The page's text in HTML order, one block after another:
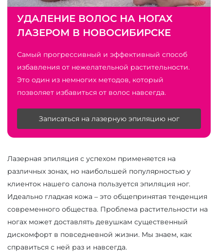
УДАЛЕНИЕ ВОЛОС НА НОГАХ
ЛАЗЕРОМ В НОВОСИБИРСКЕ
Самый прогрессивный и эффективный способ
избавления от нежелательной растительности.
Это один из немногих методов, который
позволяет избавиться от волос навсегда.
Записаться на лазерную эпиляцию ног
Лазерная эпиляция с успехом применяется на
различных зонах, но наибольшей популярностью у
клиенток нашего салона пользуется эпиляция ног.
Идеально гладкая кожа – это общепринятая тенденция
современного общества. Проблема растительности на
ногах может доставлять девушкам существенный
дискомфорт в повседневной жизни. Мы знаем, как
справиться с ней раз и навсегда.